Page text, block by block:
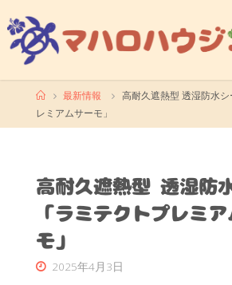
ン
テ
ホ
ー
ム
最新情報
高耐久遮熱型 透湿防水
レミアムサーモ」
高耐久遮熱型 透湿防
「ラミテクトプレミ
モ」
2025年4月3日